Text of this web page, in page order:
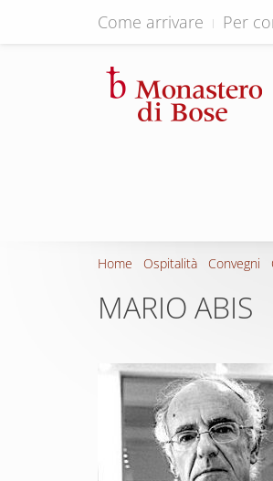
Come arrivare Per
Home Ospitalità Convegni
MARIO ABIS